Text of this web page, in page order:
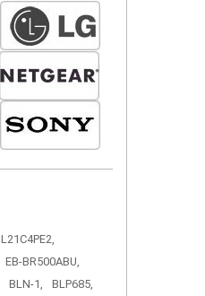
L21C4PE2,
EB-BR500ABU,
BLN-1,
BLP685,